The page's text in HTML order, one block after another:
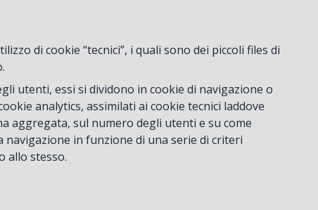
di cookie “tecnici”, i quali sono dei piccoli files di
utenti, essi si dividono in cookie di navigazione o
analytics, assimilati ai cookie tecnici laddove
aggregata, sul numero degli utenti e su come
in funzione di una serie di criteri
allo stesso.